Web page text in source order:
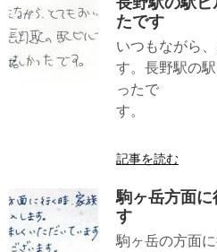
たです
いつもながら
す。長野駅の
ったで
（東京
記事を読む
駒ヶ岳方面に
す
駒ヶ岳の方面